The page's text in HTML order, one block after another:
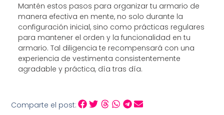
Mantén estos pasos para organizar tu armario de
manera efectiva en mente, no solo durante la
configuración inicial, sino como prácticas regulares
para mantener el orden y la funcionalidad en tu
armario. Tal diligencia te recompensará con una
experiencia de vestimenta consistentemente
agradable y práctica, día tras día.
Comparte el post: